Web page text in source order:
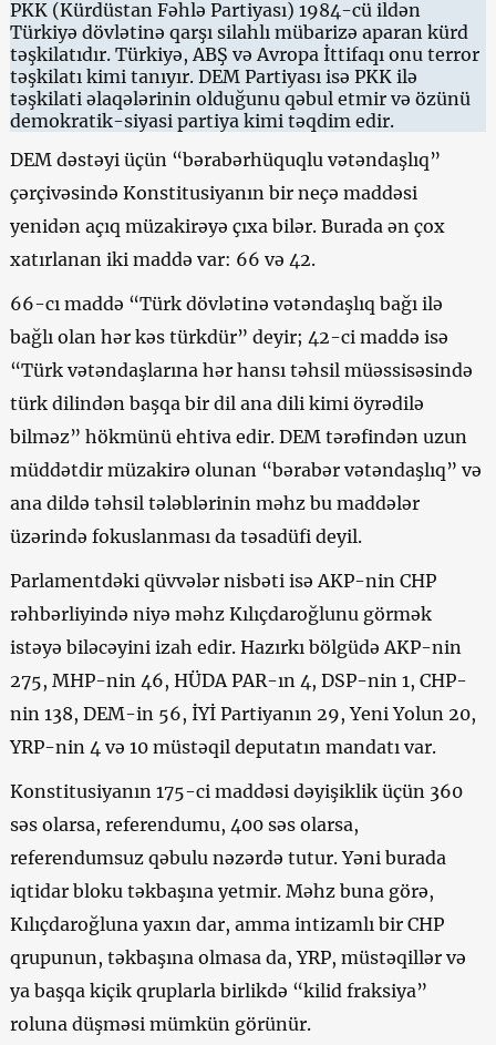
PKK (Kürdüstan Fəhlə Partiyası) 1984-cü ildən
Türkiyə dövlətinə qarşı silahlı mübarizə aparan kürd
təşkilatıdır. Türkiyə, ABŞ və Avropa İttifaqı onu terror
təşkilatı kimi tanıyır. DEM Partiyası isə PKK ilə
təşkilati əlaqələrinin olduğunu qəbul etmir və özünü
demokratik-siyasi partiya kimi təqdim edir.
DEM dəstəyi üçün “bərabərhüquqlu vətəndaşlıq”
çərçivəsində Konstitusiyanın bir neçə maddəsi
yenidən açıq müzakirəyə çıxa bilər. Burada ən çox
xatırlanan iki maddə var: 66 və 42.
66-cı maddə “Türk dövlətinə vətəndaşlıq bağı ilə
bağlı olan hər kəs türkdür” deyir; 42-ci maddə isə
“Türk vətəndaşlarına hər hansı təhsil müəssisəsində
türk dilindən başqa bir dil ana dili kimi öyrədilə
bilməz” hökmünü ehtiva edir. DEM tərəfindən uzun
müddətdir müzakirə olunan “bərabər vətəndaşlıq” və
ana dildə təhsil tələblərinin məhz bu maddələr
üzərində fokuslanması da təsadüfi deyil.
Parlamentdəki qüvvələr nisbəti isə AKP-nin CHP
rəhbərliyində niyə məhz Kılıçdaroğlunu görmək
istəyə biləcəyini izah edir. Hazırkı bölgüdə AKP-nin
275, MHP-nin 46, HÜDA PAR-ın 4, DSP-nin 1, CHP-
nin 138, DEM-in 56, İYİ Partiyanın 29, Yeni Yolun 20,
YRP-nin 4 və 10 müstəqil deputatın mandatı var.
Konstitusiyanın 175-ci maddəsi dəyişiklik üçün 360
səs olarsa, referendumu, 400 səs olarsa,
referendumsuz qəbulu nəzərdə tutur. Yəni burada
iqtidar bloku təkbaşına yetmir. Məhz buna görə,
Kılıçdaroğluna yaxın dar, amma intizamlı bir CHP
qrupunun, təkbaşına olmasa da, YRP, müstəqillər və
ya başqa kiçik qruplarla birlikdə “kilid fraksiya”
roluna düşməsi mümkün görünür.